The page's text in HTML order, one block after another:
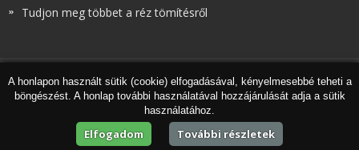
Tudjon meg többet a réz tömítésről
© Török és Társai 2026 - Minden jog fenntartva
Honlapkészítés
, webdesign,keresőoptimalizálás
Expedient
Marketing tanácsadónk aMarketing Professzorok Kft.
A honlapon használt sütik (cookie) elfogadásával, kényelmesebbé teheti a
böngészést. A honlap további használatával hozzájárulását adja a sütik
használatához.
Elfogadom További részletek